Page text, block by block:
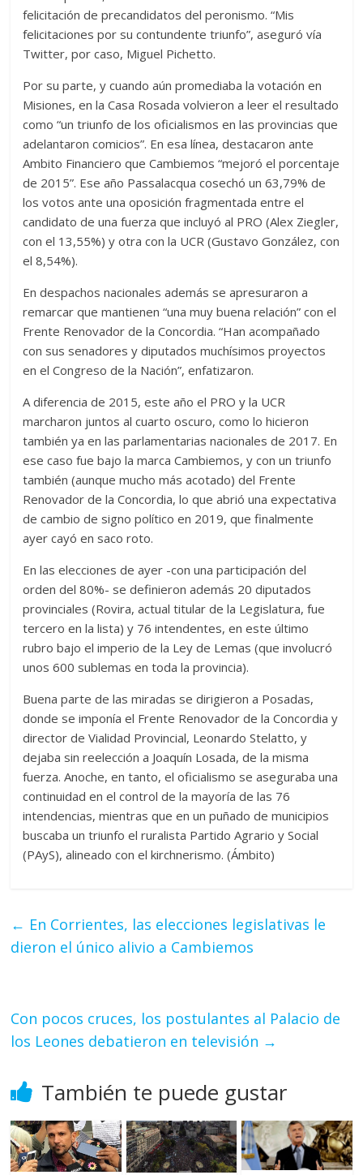
felicitación de precandidatos del peronismo. “Mis
felicitaciones por su contundente triunfo”, aseguró vía
Twitter, por caso, Miguel Pichetto.
Por su parte, y cuando aún promediaba la votación en
Misiones, en la Casa Rosada volvieron a leer el resultado
como “un triunfo de los oficialismos en las provincias que
adelantaron comicios”. En esa línea, destacaron ante
Ambito Financiero que Cambiemos “mejoró el porcentaje
de 2015”. Ese año Passalacqua cosechó un 63,79% de
los votos ante una oposición fragmentada entre el
candidato de una fuerza que incluyó al PRO (Alex Ziegler,
con el 13,55%) y otra con la UCR (Gustavo González, con
el 8,54%).
En despachos nacionales además se apresuraron a
remarcar que mantienen “una muy buena relación” con el
Frente Renovador de la Concordia. “Han acompañado
con sus senadores y diputados muchísimos proyectos
en el Congreso de la Nación”, enfatizaron.
A diferencia de 2015, este año el PRO y la UCR
marcharon juntos al cuarto oscuro, como lo hicieron
también ya en las parlamentarias nacionales de 2017. En
ese caso fue bajo la marca Cambiemos, y con un triunfo
también (aunque mucho más acotado) del Frente
Renovador de la Concordia, lo que abrió una expectativa
de cambio de signo político en 2019, que finalmente
ayer cayó en saco roto.
En las elecciones de ayer -con una participación del
orden del 80%- se definieron además 20 diputados
provinciales (Rovira, actual titular de la Legislatura, fue
tercero en la lista) y 76 intendentes, en este último
rubro bajo el imperio de la Ley de Lemas (que involucró
unos 600 sublemas en toda la provincia).
Buena parte de las miradas se dirigieron a Posadas,
donde se imponía el Frente Renovador de la Concordia y
director de Vialidad Provincial, Leonardo Stelatto, y
dejaba sin reelección a Joaquín Losada, de la misma
fuerza. Anoche, en tanto, el oficialismo se aseguraba una
continuidad en el control de la mayoría de las 76
intendencias, mientras que en un puñado de municipios
buscaba un triunfo el ruralista Partido Agrario y Social
(PAyS), alineado con el kirchnerismo. (Ámbito)
← En Corrientes, las elecciones legislativas le
dieron el único alivio a Cambiemos
Con pocos cruces, los postulantes al Palacio de
los Leones debatieron en televisión →
También te puede gustar